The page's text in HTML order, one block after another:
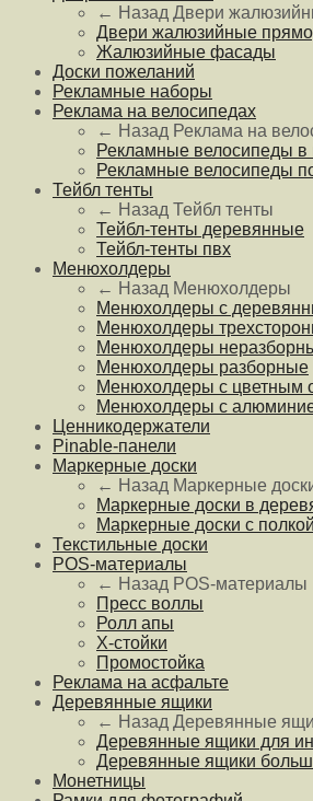
← Назад Двери
Двери жалюзийные
Жалюзийные фасады
Доски пожеланий
Рекламные наборы
Реклама на велосипедах
← Назад Реклама на
Рекламные велосипеды в
Рекламные велосипеды
Тейбл тенты
← Назад Тейбл тенты
Тейбл-тенты деревянные
Тейбл-тенты пвх
Менюхолдеры
← Назад Менюхолдеры
Менюхолдеры с
Менюхолдеры
Менюхолдеры
Менюхолдеры разборные
Менюхолдеры с цветным
Менюхолдеры с
Ценникодержатели
Pinable-панели
Маркерные доски
← Назад Маркерные
Маркерные доски в
Маркерные доски с полкой
Текстильные доски
POS-материалы
← Назад POS-материалы
Пресс воллы
Ролл апы
Х-стойки
Промостойка
Реклама на асфальте
Деревянные ящики
← Назад Деревянные
Деревянные ящики для
Деревянные ящики
Монетницы